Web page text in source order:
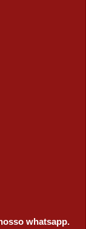
whatsapp.